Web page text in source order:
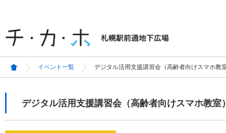
イベント一覧 デジタル活用支援講習会（高齢者向けスマホ教
デジタル活用支援講習会（高齢者向けスマホ教室